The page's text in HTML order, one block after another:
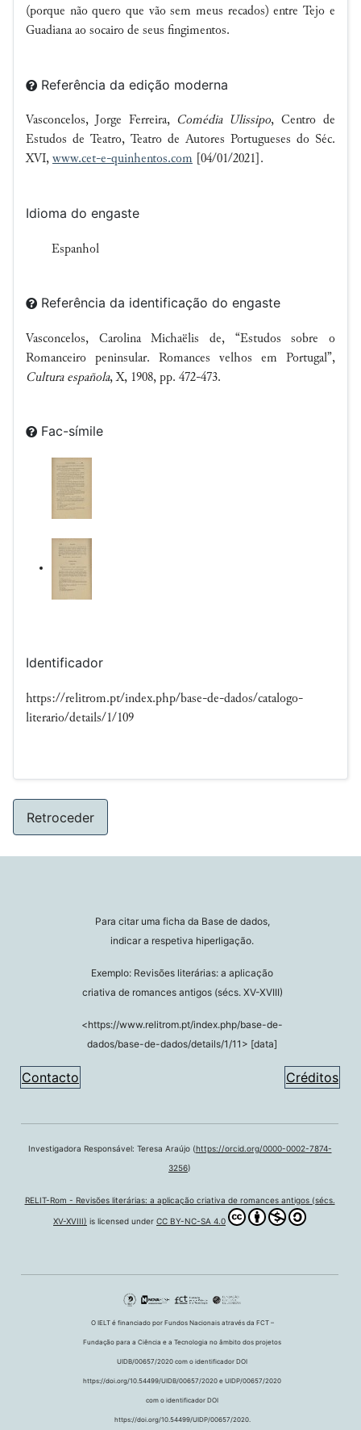
(porque não quero que vão sem meus recados) entre Tejo e
Guadiana ao socairo de seus fingimentos.
Referência da edição moderna
Vasconcelos, Jorge Ferreira, Comédia Ulissipo, Centro de
Estudos de Teatro, Teatro de Autores Portugueses do Séc.
XVI, www.cet-e-quinhentos.com [04/01/2021].
Idioma do engaste
Espanhol
Referência da identificação do engaste
Vasconcelos, Carolina Michaëlis de, “Estudos sobre o
Romanceiro peninsular. Romances velhos em Portugal”,
Cultura española, X, 1908, pp. 472-473.
Fac-símile
Identificador
https://relitrom.pt/index.php/base-de-dados/catalogo-
literario/details/1/109
Retroceder
Para citar uma ficha da Base de dados,
indicar a respetiva hiperligação.
Exemplo: Revisões literárias: a aplicação
criativa de romances antigos (sécs. XV-XVIII)
<https://www.relitrom.pt/index.php/base-de-
dados/base-de-dados/details/1/11> [data]
Contacto Créditos
Investigadora Responsável: Teresa Araújo (https://orcid.org/0000-0002-7874-
3256)
RELIT-Rom - Revisões literárias: a aplicação criativa de romances antigos (sécs.
XV-XVIII) is licensed under CC BY-NC-SA 4.0
O IELT é financiado por Fundos Nacionais através da FCT –
Fundação para a Ciência e a Tecnologia no âmbito dos projetos
UIDB/00657/2020 com o identificador DOI
https://doi.org/10.54499/UIDB/00657/2020 e UIDP/00657/2020
com o identificador DOI
https://doi.org/10.54499/UIDP/00657/2020.